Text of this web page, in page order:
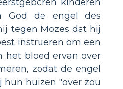
kinderen
God de engel des
tegen Mozes dat hij
instrueren om een
het bloed ervan over
zodat de engel
hun huizen "over zou